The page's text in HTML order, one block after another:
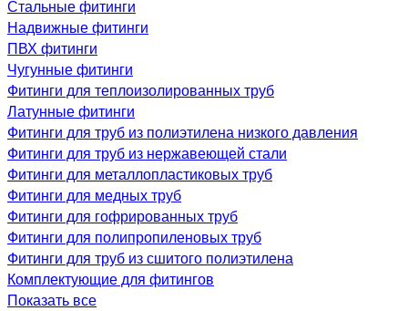
Стальные фитинги
Надвижные фитинги
ПВХ фитинги
Чугунные фитинги
Фитинги для теплоизолированных труб
Латунные фитинги
Фитинги для труб из полиэтилена низкого давления
Фитинги для труб из нержавеющей стали
Фитинги для металлопластиковых труб
Фитинги для медных труб
Фитинги для гофрированных труб
Фитинги для полипропиленовых труб
Фитинги для труб из сшитого полиэтилена
Комплектующие для фитингов
Показать все